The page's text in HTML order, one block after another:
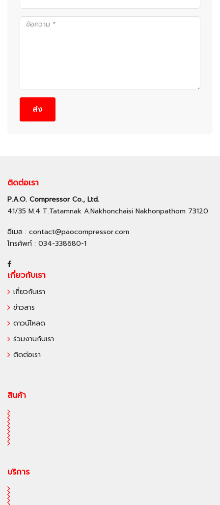
ส่ง
ติดต่อเรา
P.A.O. Compressor Co., Ltd.
41/35 M.4 T.Tatamnak A.Nakhonchaisi Nakhonpathom 73120
อีเมล : contact@paocompressor.com
โทรศัพท์: 034-338680-1
เกี่ยวกับเรา
เกี่ยวกับเรา
ข่าวสาร
ดาวน์โหลด
ร่วมงานกับเรา
ติดต่อเรา
สินค้า
บริการ